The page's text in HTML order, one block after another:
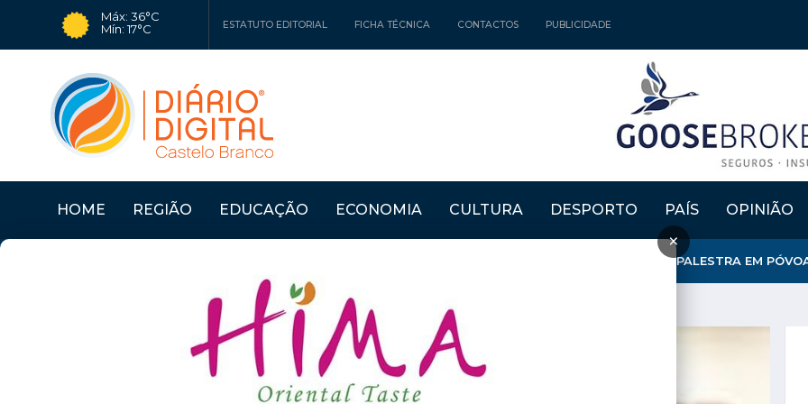
Máx: 36°C
Mín: 17°C
ESTATUTO EDITORIAL FICHA TÉCNICA CONTACTOS PUBLICIDADE
HOME REGIÃO EDUCAÇÃO ECONOMIA CULTURA DESPORTO PAÍS OPINIÃO
×
CASTELO BRANCO: «A ENERGIA DO VENTO E DA ÁGUA» TEMA DE PALESTRA EM